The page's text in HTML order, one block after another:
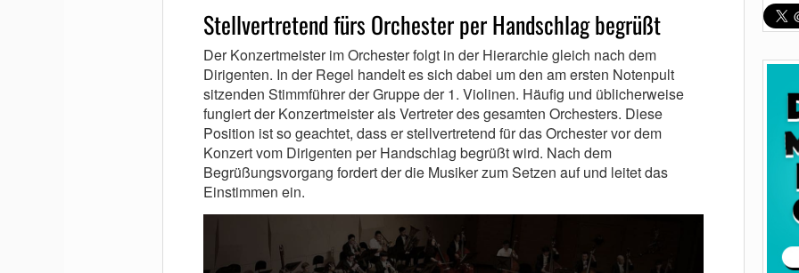
Stellvertretend fürs Orchester per Handschlag begrüßt
Der Konzertmeister im Orchester folgt in der Hierarchie gleich nach dem
Dirigenten. In der Regel handelt es sich dabei um den am ersten Notenpult
sitzenden Stimmführer der Gruppe der 1. Violinen. Häufig und üblicherweise
fungiert der Konzertmeister als Vertreter des gesamten Orchesters. Diese
Position ist so geachtet, dass er stellvertretend für das Orchester vor dem
Konzert vom Dirigenten per Handschlag begrüßt wird. Nach dem
Begrüßungsvorgang fordert der die Musiker zum Setzen auf und leitet das
Einstimmen ein.